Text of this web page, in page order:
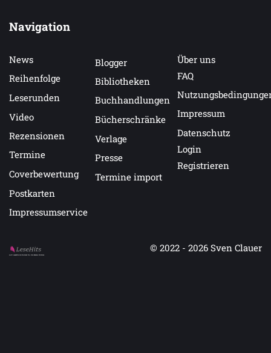
Navigation
News
Reihenfolge
Leserunden
Video
Rezensionen
Termine
Coverbewertung
Postkarten
Impressumservice
Blogger
Bibliotheken
Buchhandlungen
Bücherschränke
Verlage
Presse
Termine import
Über uns
FAQ
Impressum
Datenschutz
Login
Registrieren
Auf LeseHits.de findest Du die besten Bücher.
© 2022 - 2026 Sven Clauer